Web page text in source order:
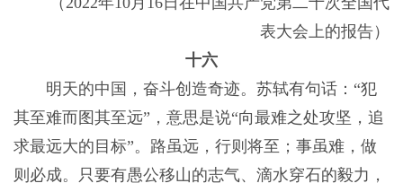
表大会上的报告）
十六
明天的中国，奋斗创造奇迹。苏轼有句话：“犯
其至难而图其至远”，意思是说“向最难之处攻坚，追
求最远大的目标”。路虽远，行则将至；事虽难，做
则必成。只要有愚公移山的志气、滴水穿石的毅力，